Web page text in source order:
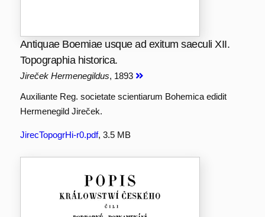
Antiquae Boemiae usque ad exitum saeculi XII.
Topographia historica.
Jireček Hermenegildus, 1893
Auxiliante Reg. societate scientiarum Bohemica edidit
Hermenegild Jireček.
JirecTopogrHi-r0.pdf, 3.5 MB